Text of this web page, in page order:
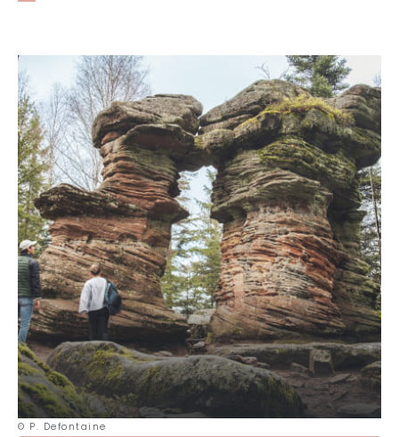
1008 m Höhe einen Moment Zeit, um
das herrliche Panorama
über das Bruche-Tal und das Massiv des Champ du Feuzu
bewundern.
Anschließend beginnen Sie einen Abstieg durch den Wald, um
erneut zu klettern undden mythischen Gipfel des Donon auf
1009 m zuerreichen. Der Ort ist seit der Vorgeschichte
bekannt, als ihm ein heiliger Charakter zugeschrieben wurde,
der ihn nie wieder verlassen sollte. Sie können übrigens einige
archäologische Überreste aus der Jungsteinzeit und der
gallo-römischen Epochebesichtigen. Aber lassen Sie sich
nicht täuschen:Der antike Tempelauf dem Gipfel stammt aus
der Zeit Napoleons III.
Zusammen mit dem Rocher de Mutzig istderDononder
höchste Gipfel der nördlichen Vogesen. Lassen Sie diesen
einzigartigen Ort voller Legenden und Magie auf sich wirken
und genießen Sie vor allem den unvergleichlichen360°-Blick
über das Elsass und Lothringen
© P. Defontaine